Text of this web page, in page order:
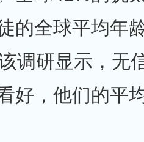
的全球平均年
调研显示，无
好，他们的平